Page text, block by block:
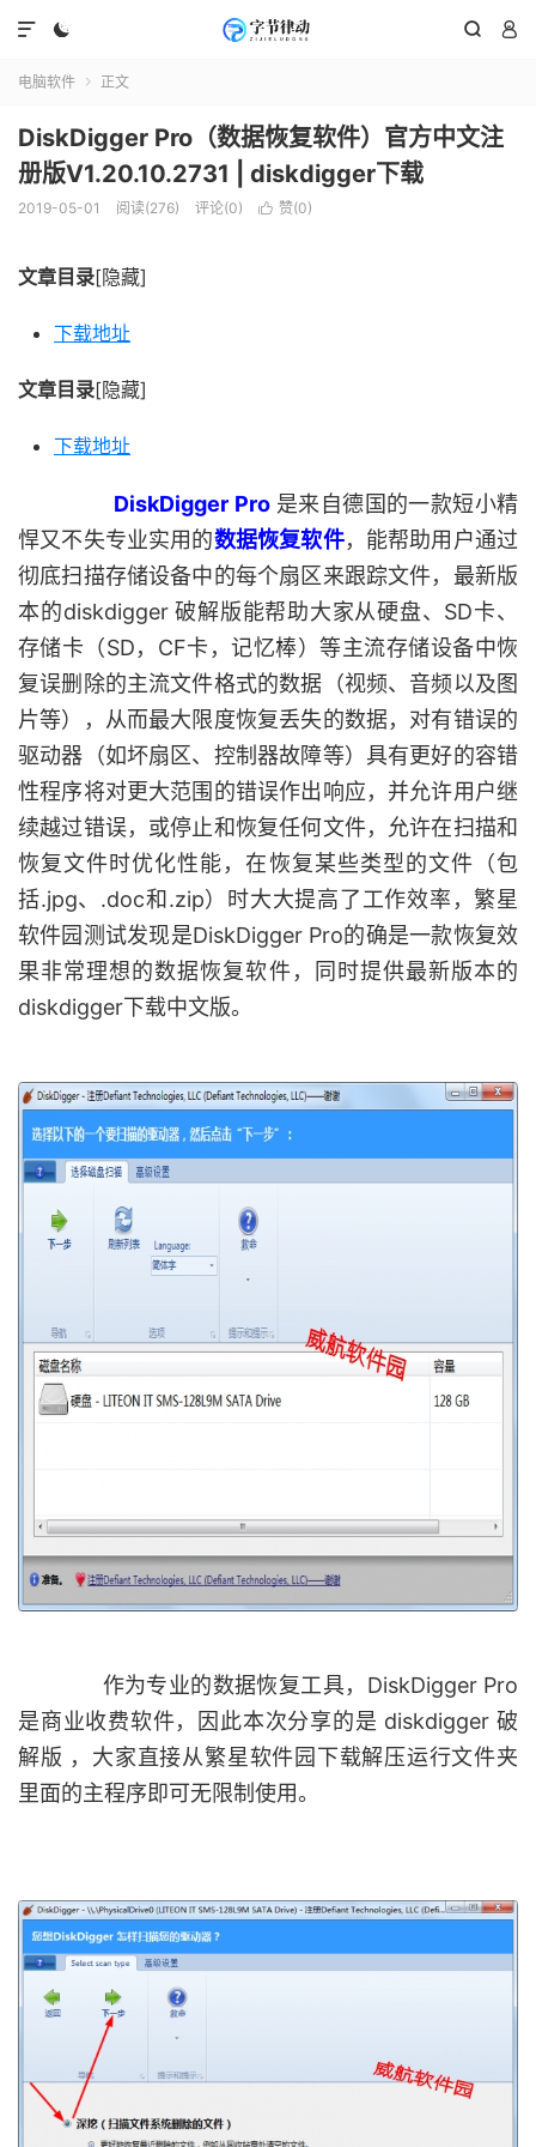
  

电脑软件  正文
DiskDigger Pro（数据恢复软件）官方中文注
册版V1.20.10.2731 | diskdigger下载
2019-05-01 阅读(276) 评论(0)  赞(0)
文章目录[隐藏]
下载地址
文章目录[隐藏]
下载地址
DiskDigger Pro是来自德国的一款短小精
悍又不失专业实用的数据恢复软件，能帮助用户通过
彻底扫描存储设备中的每个扇区来跟踪文件，最新版
本的diskdigger 破解版能帮助大家从硬盘、SD卡、
存储卡（SD，CF卡，记忆棒）等主流存储设备中恢
复误删除的主流文件格式的数据（视频、音频以及图
片等），从而最大限度恢复丢失的数据，对有错误的
驱动器（如坏扇区、控制器故障等）具有更好的容错
性程序将对更大范围的错误作出响应，并允许用户继
续越过错误，或停止和恢复任何文件，允许在扫描和
恢复文件时优化性能，在恢复某些类型的文件（包
括.jpg、.doc和.zip）时大大提高了工作效率，繁星
软件园测试发现是DiskDigger Pro的确是一款恢复效
果非常理想的数据恢复软件，同时提供最新版本的
diskdigger下载中文版。
作为专业的数据恢复工具，DiskDigger Pro
是商业收费软件，因此本次分享的是 diskdigger 破
解版 ，大家直接从繁星软件园下载解压运行文件夹
里面的主程序即可无限制使用。